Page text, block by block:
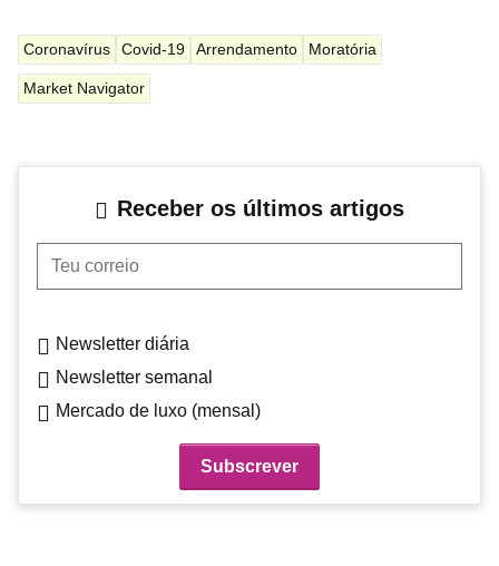
Coronavírus Covid-19 Arrendamento Moratória
Market Navigator
Receber os últimos artigos
Teu correio
Newsletter diária
Newsletter semanal
Mercado de luxo (mensal)